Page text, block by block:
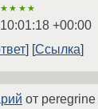
+00:00
Ссылка
от peregrine